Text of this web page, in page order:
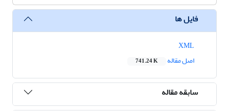
فایل ها
اصل مقاله
741.24 K
سابقه مقاله